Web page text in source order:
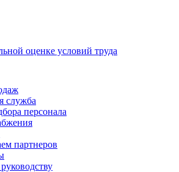
оценке условий труда
служба
персонала
партнеров